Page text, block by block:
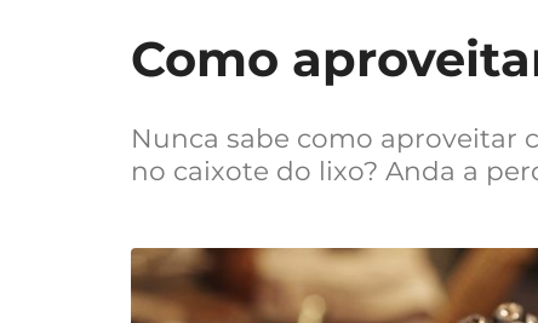
Como
Nunca sabe como aproveitar
no caixote do lixo? Anda a